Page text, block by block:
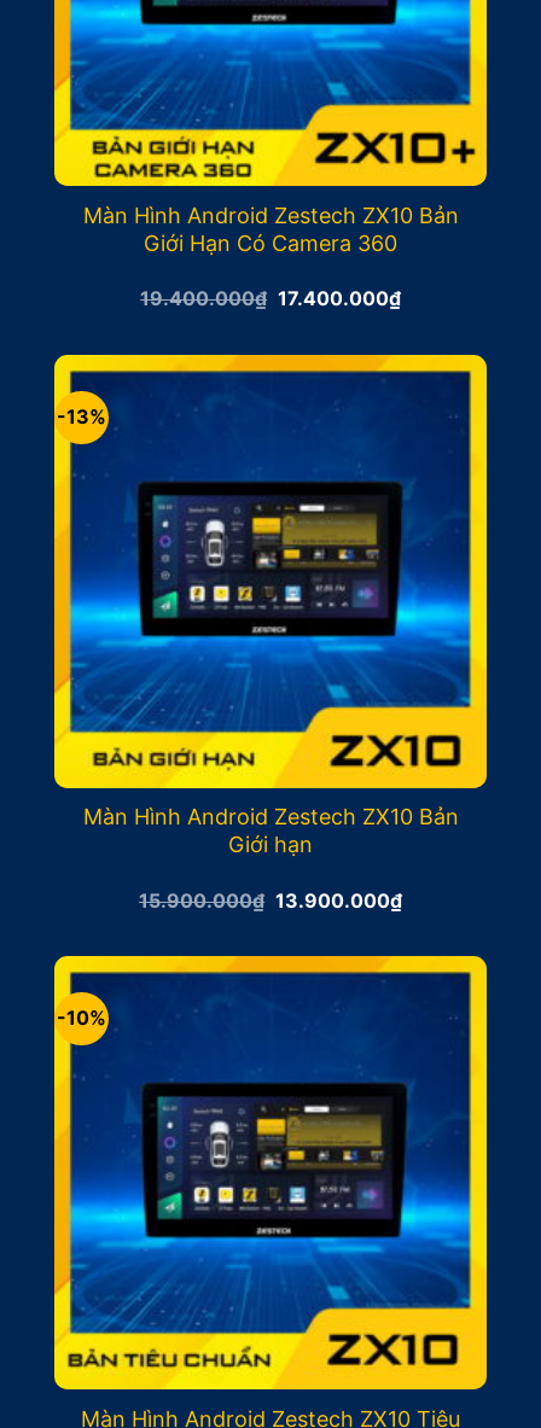
Màn Hình Android Zestech ZX10 Bản
Giới Hạn Có Camera 360
19.400.000₫ Giá
19.400.000₫.
17.400.000₫Giá
hiện
là:
17.400.000₫.
-13%
Màn Hình Android Zestech ZX10 Bản
Giới hạn
15.900.000₫ Giá
15.900.000₫.
13.900.000₫Giá
hiện
là:
13.900.000₫.
-10%
Màn Hình Android Zestech ZX10 Tiêu